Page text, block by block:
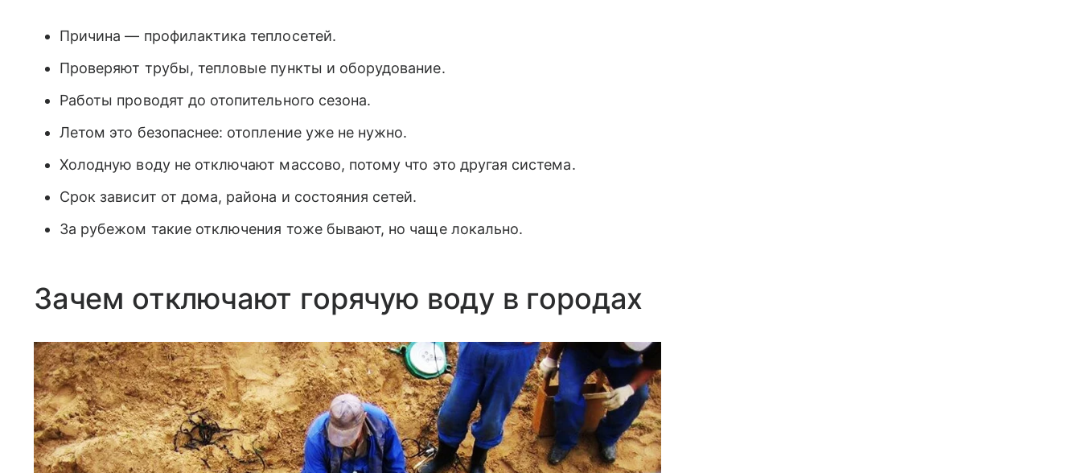
Причина — профилактика теплосетей.
Проверяют трубы, тепловые пункты и оборудование.
Работы проводят до отопительного сезона.
Летом это безопаснее: отопление уже не нужно.
Холодную воду не отключают массово, потому что это другая система.
Срок зависит от дома, района и состояния сетей.
За рубежом такие отключения тоже бывают, но чаще локально.
Зачем отключают горячую воду в городах